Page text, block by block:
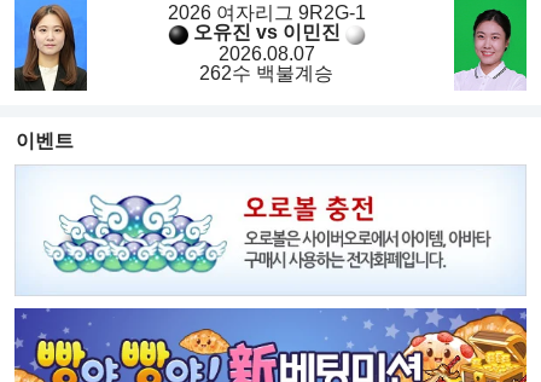
2026 여자리그 9R2G-1
오유진 vs 이민진
2026.08.07
262수 백불계승
이벤트